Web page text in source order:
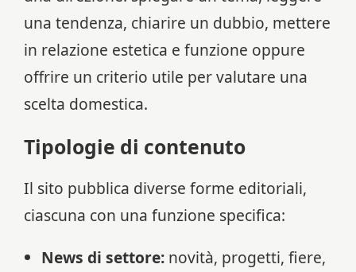
una tendenza, chiarire un dubbio, mettere
in relazione estetica e funzione oppure
offrire un criterio utile per valutare una
scelta domestica.
Tipologie di contenuto
Il sito pubblica diverse forme editoriali,
ciascuna con una funzione specifica:
News di settore: novità, progetti, fiere,